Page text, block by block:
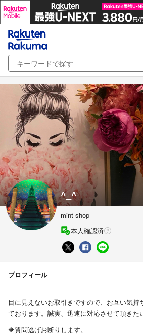
^_^
mint shop
本人確認済
プロフィール
目に見えないお取引きですので、お互い気持
ております。誠実、迅速に対応させて頂きた
🔶質問逃げお断りします。